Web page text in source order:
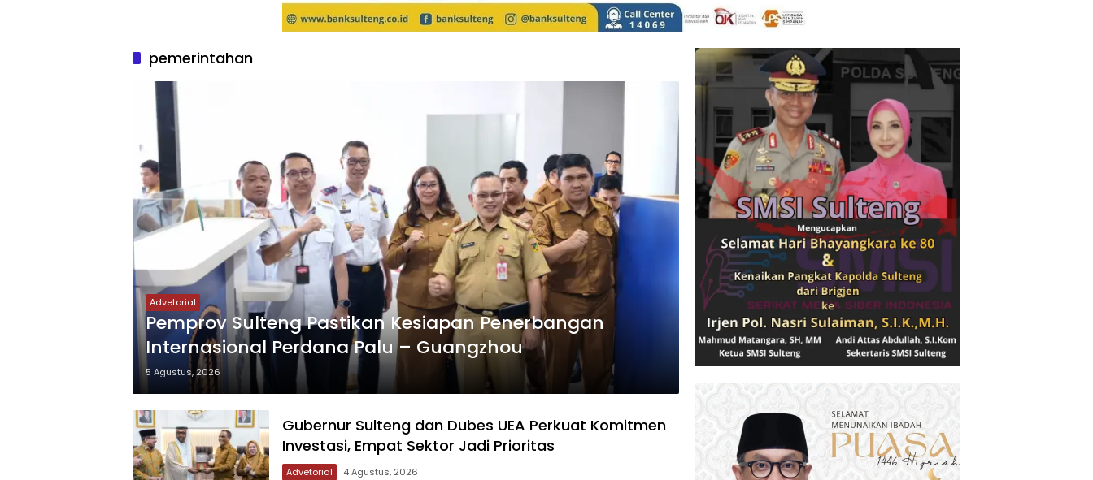
pemerintahan
Advetorial
Pemprov Sulteng Pastikan Kesiapan Penerbangan
Internasional Perdana Palu – Guangzhou
5 Agustus, 2026
Gubernur Sulteng dan Dubes UEA Perkuat Komitmen
Investasi, Empat Sektor Jadi Prioritas
Advetorial 4 Agustus, 2026